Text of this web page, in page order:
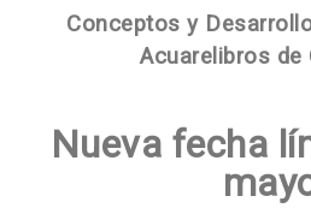
Conceptos y
Acuarelibros de
Nueva fecha